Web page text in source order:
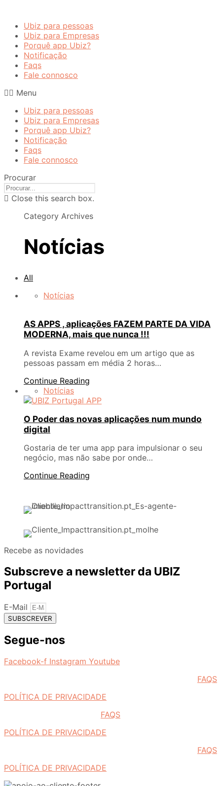
Ubiz para pessoas
Ubiz para Empresas
Porquê app Ubiz?
Notificação
Faqs
Fale connosco
Menu
Ubiz para pessoas
Ubiz para Empresas
Porquê app Ubiz?
Notificação
Faqs
Fale connosco
Procurar
Close this search box.
Category Archives
Notícias
All
Notícias
AS APPS , aplicações FAZEM PARTE DA VIDA
MODERNA, mais que nunca !!!
A revista Exame revelou em um artigo que as
pessoas passam em média 2 horas…
Continue Reading
Notícias
O Poder das novas aplicações num mundo
digital
Gostaria de ter uma app para impulsionar o seu
negócio, mas não sabe por onde…
Continue Reading
Recebe as novidades
Subscreve a newsletter da UBIZ
Portugal
E-Mail
SUBSCREVER
Segue-nos
Facebook-f Instagram Youtube
FAQS
POLÍTICA DE PRIVACIDADE
FAQS
POLÍTICA DE PRIVACIDADE
FAQS
POLÍTICA DE PRIVACIDADE